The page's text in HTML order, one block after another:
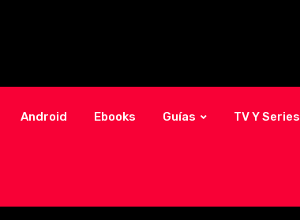
Android Ebooks Guías TV Y Series